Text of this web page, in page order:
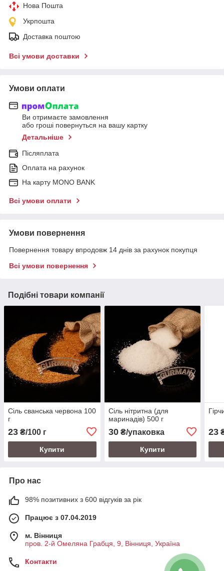
Нова Пошта
Укрпошта
Доставка поштою
Всі умови доставки
Умови оплати
Ви отримаєте замовлення
або гроші повернуться на вашу картку
Детальніше
Післяплата
Оплата на рахунок
На карту MONO BANK
Всі умови оплати
Умови повернення
Повернення товару впродовж 14 днів за рахунок покупця
Всі умови повернення
Подібні товари компанії
Сіль сванська червона 100
г
23 ₴/100 г
Купити
Сіль нітритна (для
маринадів) 500 г
30₴/упаковка
Купити
23
Про нас
98% позитивних з 600 відгуків за рік
Працює з 07.04.2019
м. Вінниця
пров. 2-й Омеляна Грабця, 9, Вінниця, Україна
Контакти